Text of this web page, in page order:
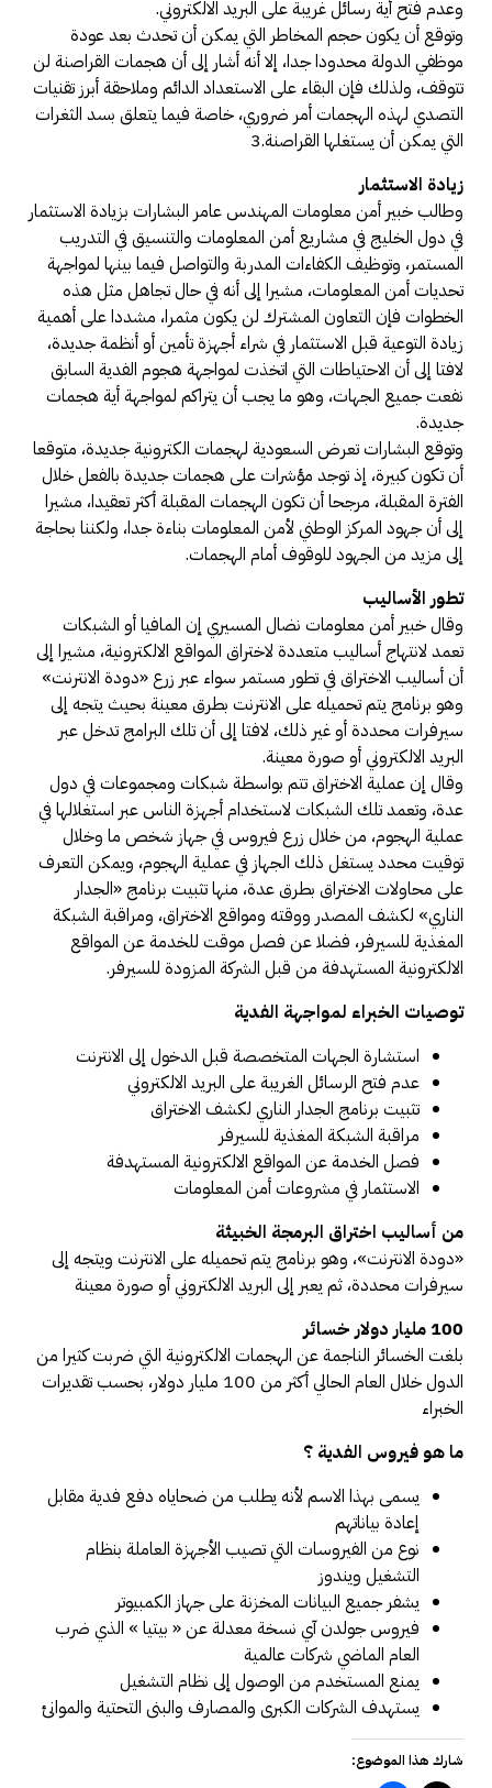
وعدم فتح أية رسائل غريبة على البريد الالكتروني.
وتوقع أن يكون حجم المخاطر التي يمكن أن تحدث بعد عودة
موظفي الدولة محدودا جدا، إلا أنه أشار إلى أن هجمات القراصنة لن
تتوقف، ولذلك فإن البقاء على الاستعداد الدائم وملاحقة أبرز تقنيات
التصدي لهذه الهجمات أمر ضروري، خاصة فيما يتعلق بسد الثغرات
التي يمكن أن يستغلها القراصنة.3
زيادة الاستثمار
وطالب خبير أمن معلومات المهندس عامر البشارات بزيادة الاستثمار
في دول الخليج في مشاريع أمن المعلومات والتنسيق في التدريب
المستمر، وتوظيف الكفاءات المدربة والتواصل فيما بينها لمواجهة
تحديات أمن المعلومات، مشيرا إلى أنه في حال تجاهل مثل هذه
الخطوات فإن التعاون المشترك لن يكون مثمرا، مشددا على أهمية
زيادة التوعية قبل الاستثمار في شراء أجهزة تأمين أو أنظمة جديدة،
لافتا إلى أن الاحتياطات التي اتخذت لمواجهة هجوم الفدية السابق
نفعت جميع الجهات، وهو ما يجب أن يتراكم لمواجهة أية هجمات
جديدة.
وتوقع البشارات تعرض السعودية لهجمات الكترونية جديدة، متوقعا
أن تكون كبيرة، إذ توجد مؤشرات على هجمات جديدة بالفعل خلال
الفترة المقبلة، مرجحا أن تكون الهجمات المقبلة أكثر تعقيدا، مشيرا
إلى أن جهود المركز الوطني لأمن المعلومات بناءة جدا، ولكننا بحاجة
إلى مزيد من الجهود للوقوف أمام الهجمات.
تطور الأساليب
وقال خبير أمن معلومات نضال المسيري إن المافيا أو الشبكات
تعمد لانتهاج أساليب متعددة لاختراق المواقع الالكترونية، مشيرا إلى
أن أساليب الاختراق في تطور مستمر سواء عبر زرع «دودة الانترنت»
وهو برنامج يتم تحميله على الانترنت بطرق معينة بحيث يتجه إلى
سيرفرات محددة أو غير ذلك، لافتا إلى أن تلك البرامج تدخل عبر
البريد الالكتروني أو صورة معينة.
وقال إن عملية الاختراق تتم بواسطة شبكات ومجموعات في دول
عدة، وتعمد تلك الشبكات لاستخدام أجهزة الناس عبر استغلالها في
عملية الهجوم، من خلال زرع فيروس في جهاز شخص ما وخلال
توقيت محدد يستغل ذلك الجهاز في عملية الهجوم، ويمكن التعرف
على محاولات الاختراق بطرق عدة، منها تثبيت برنامج «الجدار
الناري» لكشف المصدر ووقته ومواقع الاختراق، ومراقبة الشبكة
المغذية للسيرفر، فضلا عن فصل موقت للخدمة عن المواقع
الالكترونية المستهدفة من قبل الشركة المزودة للسيرفر.
توصيات الخبراء لمواجهة الفدية
استشارة الجهات المتخصصة قبل الدخول إلى الانترنت
عدم فتح الرسائل الغريبة على البريد الالكتروني
تثبيت برنامج الجدار الناري لكشف الاختراق
مراقبة الشبكة المغذية للسيرفر
فصل الخدمة عن المواقع الالكترونية المستهدفة
الاستثمار في مشروعات أمن المعلومات
من أساليب اختراق البرمجة الخبيثة
«دودة الانترنت»، وهو برنامج يتم تحميله على الانترنت ويتجه إلى
سيرفرات محددة، ثم يعبر إلى البريد الالكتروني أو صورة معينة
100 مليار دولار خسائر
بلغت الخسائر الناجمة عن الهجمات الالكترونية التي ضربت كثيرا من
الدول خلال العام الحالي أكثر من 100 مليار دولار، بحسب تقديرات
الخبراء
ما هو فيروس الفدية ؟
يسمى بهذا الاسم لأنه يطلب من ضحاياه دفع فدية مقابل
إعادة بياناتهم
نوع من الفيروسات التي تصيب الأجهزة العاملة بنظام
التشغيل ويندوز
يشفر جميع البيانات المخزنة على جهاز الكمبيوتر
فيروس جولدن آي نسخة معدلة عن « بيتيا » الذي ضرب
العام الماضي شركات عالمية
يمنع المستخدم من الوصول إلى نظام التشغيل
يستهدف الشركات الكبرى والمصارف والبنى التحتية والموانئ
شارك هذا الموضوع: